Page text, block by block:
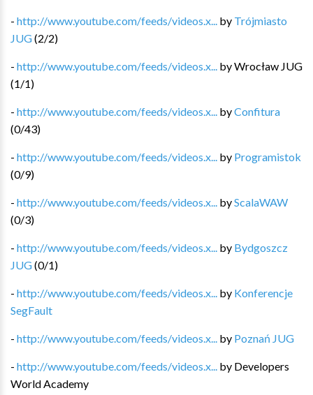
- http://www.youtube.com/feeds/videos.x... by Trójmiasto
JUG(2/2)
- http://www.youtube.com/feeds/videos.x... byWrocław JUG
(1/1)
- http://www.youtube.com/feeds/videos.x... byConfitura
(0/43)
- http://www.youtube.com/feeds/videos.x... by Programistok
(0/9)
- http://www.youtube.com/feeds/videos.x... byScalaWAW
(0/3)
- http://www.youtube.com/feeds/videos.x... by Bydgoszcz
JUG(0/1)
- http://www.youtube.com/feeds/videos.x... by Konferencje
SegFault
- http://www.youtube.com/feeds/videos.x... by Poznań JUG
- http://www.youtube.com/feeds/videos.x... by Developers
World Academy